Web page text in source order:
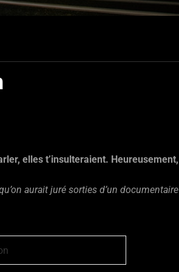
elles t’insulteraient. Heureusement,
aurait juré sorties d’un documentaire